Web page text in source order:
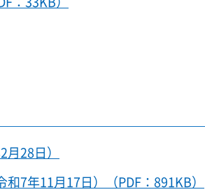
28日）
7年11月17日）（PDF：891KB）